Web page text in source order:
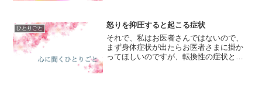
りしているうちは、やっぱりまだまだ他
人基準。他人基準だから...
ひとりごと
怒りを抑圧すると起こる症状
それで、私はお医者さんではないので、
まず身体症状が出たらお医者さまに掛か
ってほしいのですが、転換性の症状とし